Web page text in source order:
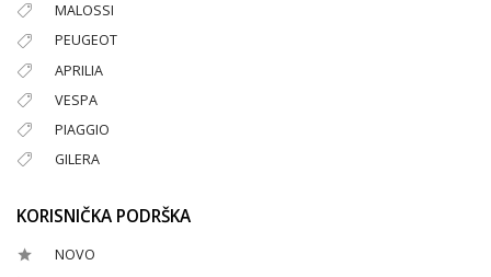
MALOSSI
PEUGEOT
APRILIA
VESPA
PIAGGIO
GILERA
KORISNIČKA PODRŠKA
NOVO